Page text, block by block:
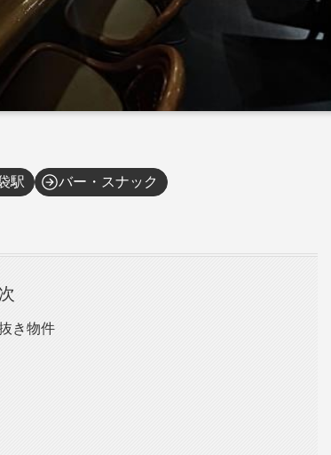
駅 バー・スナック
き物件